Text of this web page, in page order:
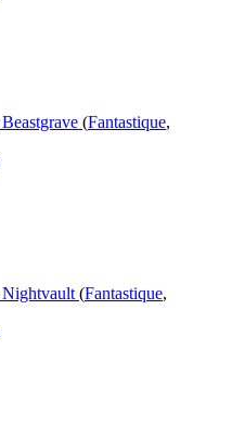
(Fantastique,
Nightvault (Fantastique,